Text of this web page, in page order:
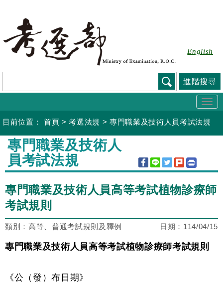
要
容
English
進階搜尋
目前位置： 首頁 >考選法規 >專門職業及技術人員考試法規
:::
專門職業及技術人
員考試法規
專門職業及技術人員高等考試植物診療師
考試規則
類別：高等、普通考試規則及釋例 日期： 114/04/15
專門職業及技術人員高等考試植物診療師考試規則
《公（發）布日期》